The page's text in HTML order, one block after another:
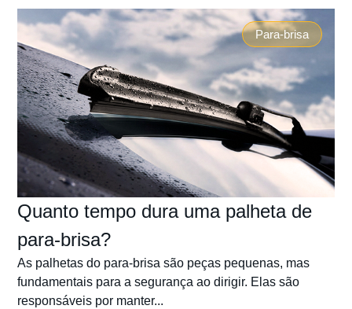
Para-brisa
Quanto tempo dura uma palheta de
para-brisa?
As palhetas do para-brisa são peças pequenas, mas
fundamentais para a segurança ao dirigir. Elas são
responsáveis por manter...